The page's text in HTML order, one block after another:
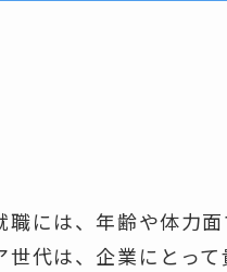
職には、年齢や体力
世代は、企業にとっ